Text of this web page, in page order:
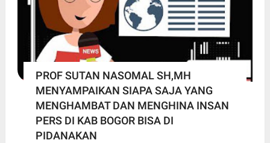
PROF SUTAN NASOMAL SH,MH
MENYAMPAIKAN SIAPA SAJA YANG
MENGHAMBAT DAN MENGHINA INSAN
PERS DI KAB BOGOR BISA DI
PIDANAKAN